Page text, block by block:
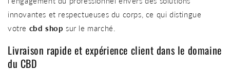
innovantes et respectueuses du corps, ce qui distingue
votre cbd shop sur le marché.
Livraison rapide et expérience client dans le domaine
du CBD